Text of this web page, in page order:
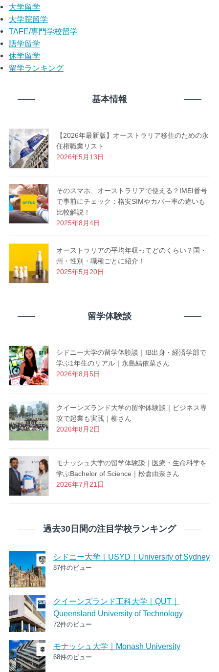
大学留学
大学院留学
TAFE/専門学校留学
語学留学
休学留学
留学ランキング
基本情報
【2026年最新版】オーストラリア移住のための永
住権職業リスト
2026年5月13日
そのスマホ、オーストラリアで使える？IMEI番号
で事前にチェック：格安SIMやカバー率の違いも
比較解説！
2025年8月4日
オーストラリアの平均年収ってどのくらい？国・
州・性別・職種ごとに紹介！
2025年5月20日
留学体験談
シドニー大学の留学体験談｜IB出身・経済学部で
学ぶ1年生のリアル｜永島結依菜さん
2026年8月5日
クイーンズランド大学の留学体験談｜ビジネス専
攻で起業も実践｜柳さん
2026年8月2日
モナッシュ大学の留学体験談｜医療・生命科学を
学ぶBachelor of Science｜松倉由奈さん
2026年7月21日
過去30日間の注目学校ランキング
シドニー大学｜USYD｜University of Sydney
87件のビュー
クイーンズランド工科大学｜QUT｜
Queensland University of Technology
72件のビュー
モナッシュ大学｜Monash University
68件のビュー